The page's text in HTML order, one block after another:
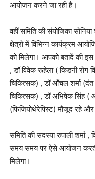
आयोजन करने जा रही है।
वहीं समिति की संयोजिका
क्षेत्रो में विभिन्न कार्यक्रम
को मिलेगा। आपको बतादें की
, डॉ विवेक रूहेला ( किडनी रोग
चिकित्सक) , डॉ आँचल शर्मा (दंत
चिकित्सक) , डॉ अभिषेक सिंह (
(फिजियोथेरेपिस्ट) मौजूद रहे और
समिति की सदस्या रुपाली शर्मा
समय समय पर ऐसे आयोजन
मिलेगा।